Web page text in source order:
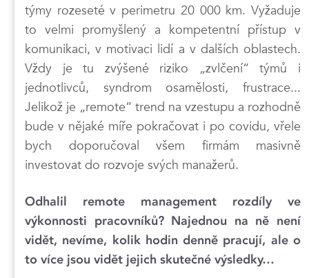
týmy rozeseté v perimetru 20 000 km. Vyžaduje
to velmi promyšlený a kompetentní přístup v
komunikaci, v motivaci lidí a v dalších oblastech.
Vždy je tu zvýšené riziko „zvlčení“ týmů i
jednotlivců, syndrom osamělosti, frustrace...
Jelikož je „remote“ trend na vzestupu a rozhodně
bude v nějaké míře pokračovat i po covidu, vřele
bych doporučoval všem firmám masivně
investovat do rozvoje svých manažerů.
Odhalil remote management rozdíly ve
výkonnosti pracovníků? Najednou na ně není
vidět, nevíme, kolik hodin denně pracují, ale o
to více jsou vidět jejich skutečné výsledky…